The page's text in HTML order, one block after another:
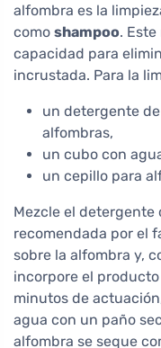
alfombra es la
como shampoo.
capacidad para
incrustada. Para la
un detergente
alfombras,
un cubo con
un cepillo para
Mezcle el detergente
recomendada por el
sobre la alfombra y,
incorpore el
minutos de
agua con un paño
alfombra se seque